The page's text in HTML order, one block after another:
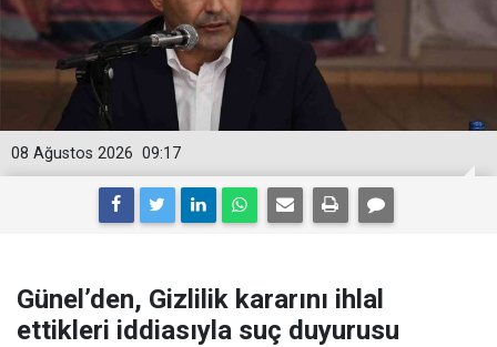
09:17
08 Ağustos 2026
Günel’den, Gizlilik kararını ihlal
ettikleri iddiasıyla suç duyurusu